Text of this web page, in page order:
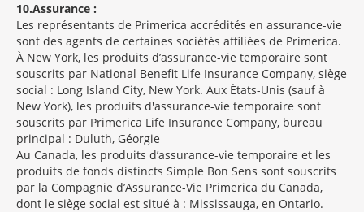
10 Assurance :
Les représentants de Primerica accrédités en assurance-vie
sont des agents de certaines sociétés affiliées de Primerica.
À New York, les produits d’assurance-vie temporaire sont
souscrits par National Benefit Life Insurance Company, siège
social : Long Island City, New York. Aux États-Unis (sauf à
New York), les produits d'assurance-vie temporaire sont
souscrits par Primerica Life Insurance Company, bureau
principal : Duluth, Géorgie
Au Canada, les produits d’assurance-vie temporaire et les
produits de fonds distincts Simple Bon Sens sont souscrits
par la Compagnie d’Assurance-Vie Primerica du Canada,
dont le siège social est situé à : Mississauga, en Ontario.